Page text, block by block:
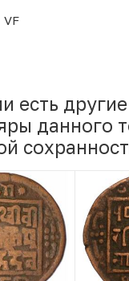
VF
есть другие
данного